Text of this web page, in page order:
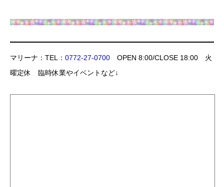
マリーナ：TEL： 0772-27-0700 OPEN 8:00/CLOSE 18:00 火
曜定休 臨時休業やイベントなど↓